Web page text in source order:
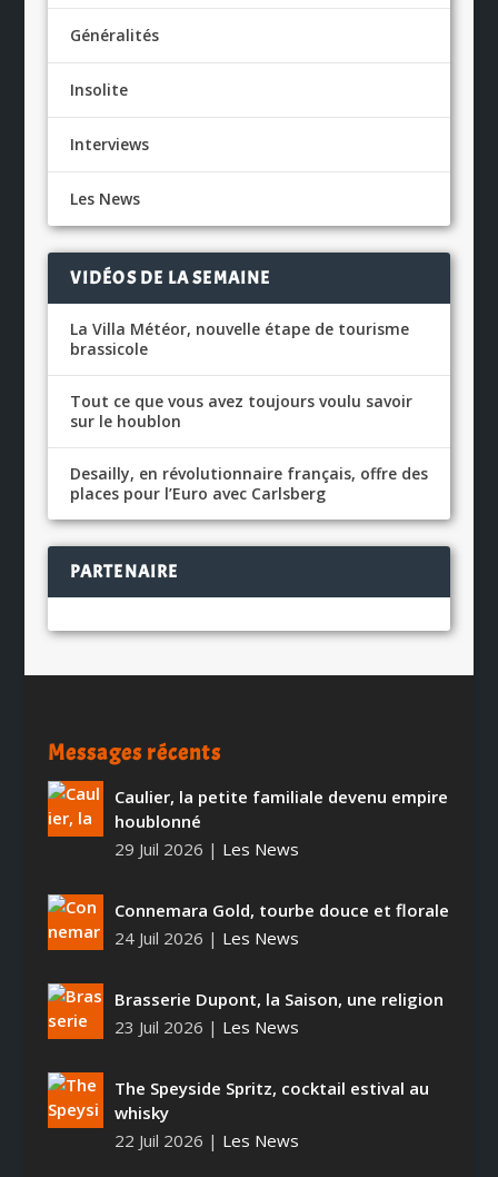
Généralités
Insolite
Interviews
Les News
VIDÉOS DE LA SEMAINE
La Villa Météor, nouvelle étape de tourisme
brassicole
Tout ce que vous avez toujours voulu savoir
sur le houblon
Desailly, en révolutionnaire français, offre des
places pour l’Euro avec Carlsberg
PARTENAIRE
Messages récents
Caulier, la petite familiale devenu empire
houblonné
29 Juil 2026 | Les News
Connemara Gold, tourbe douce et florale
24 Juil 2026 | Les News
Brasserie Dupont, la Saison, une religion
23 Juil 2026 | Les News
The Speyside Spritz, cocktail estival au
whisky
22 Juil 2026 | Les News